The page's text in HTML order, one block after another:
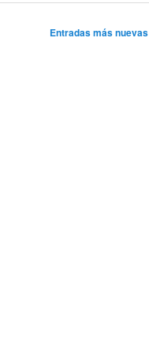
Entradas más nuevas